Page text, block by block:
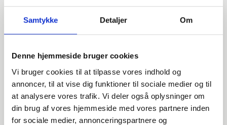
Samtykke Detaljer Om
Denne hjemmeside bruger cookies
Vi bruger cookies til at tilpasse vores indhold og
annoncer, til at vise dig funktioner til sociale medier og til
at analysere vores trafik. Vi deler også oplysninger om
din brug af vores hjemmeside med vores partnere inden
for sociale medier, annonceringspartnere og